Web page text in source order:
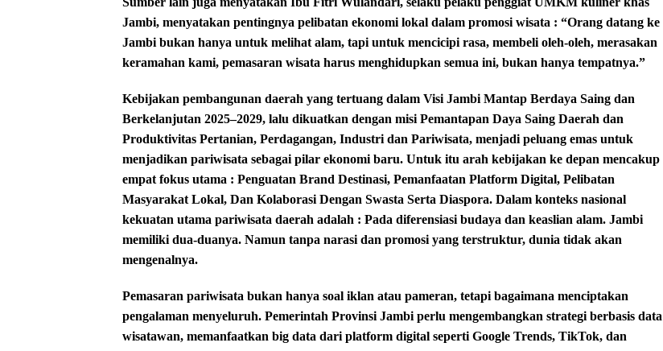
Jambi, menyatakan pentingnya pelibatan ekonomi lokal dalam promosi wisata : “Orang datang ke
Jambi bukan hanya untuk melihat alam, tapi untuk mencicipi rasa, membeli oleh-oleh, merasakan
keramahan kami, pemasaran wisata harus menghidupkan semua ini, bukan hanya tempatnya.”
Kebijakan pembangunan daerah yang tertuang dalam Visi Jambi Mantap Berdaya Saing dan
Berkelanjutan 2025–2029, lalu dikuatkan dengan misi Pemantapan Daya Saing Daerah dan
Produktivitas Pertanian, Perdagangan, Industri dan Pariwisata, menjadi peluang emas untuk
menjadikan pariwisata sebagai pilar ekonomi baru. Untuk itu arah kebijakan ke depan mencakup
empat fokus utama : Penguatan Brand Destinasi, Pemanfaatan Platform Digital, Pelibatan
Masyarakat Lokal, Dan Kolaborasi Dengan Swasta Serta Diaspora. Dalam konteks nasional
kekuatan utama pariwisata daerah adalah : Pada diferensiasi budaya dan keaslian alam. Jambi
memiliki dua-duanya. Namun tanpa narasi dan promosi yang terstruktur, dunia tidak akan
mengenalnya.
Pemasaran pariwisata bukan hanya soal iklan atau pameran, tetapi bagaimana menciptakan
pengalaman menyeluruh. Pemerintah Provinsi Jambi perlu mengembangkan strategi berbasis data
wisatawan, memanfaatkan big data dari platform digital seperti Google Trends, TikTok, dan